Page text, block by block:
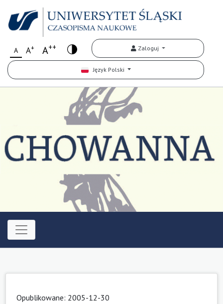
A A+ A++ Zaloguj
Język Polski
Opublikowane: 2005-12-30